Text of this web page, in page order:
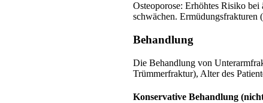
Osteoporose: Erhöhtes Risiko
schwächen. Ermüdungsfrakturen
Behandlung
Die Behandlung von
Trümmerfraktur), Alter des
Konservative Behandlung